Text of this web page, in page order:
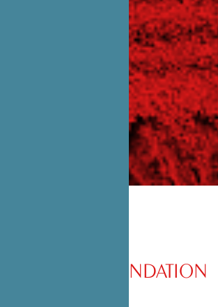
DE LA FONDATION